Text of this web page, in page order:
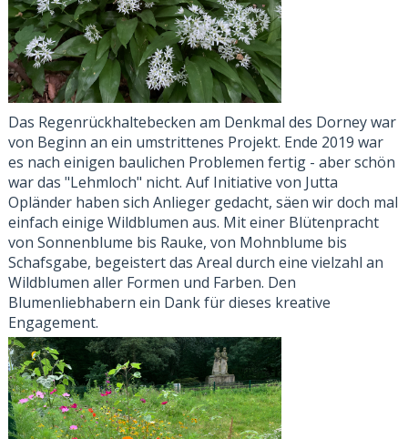
Das Regenrückhaltebecken am Denkmal des Dorney war
von Beginn an ein umstrittenes Projekt. Ende 2019 war
es nach einigen baulichen Problemen fertig - aber schön
war das "Lehmloch" nicht. Auf Initiative von Jutta
Opländer haben sich Anlieger gedacht, säen wir doch mal
einfach einige Wildblumen aus. Mit einer Blütenpracht
von Sonnenblume bis Rauke, von Mohnblume bis
Schafsgabe, begeistert das Areal durch eine vielzahl an
Wildblumen aller Formen und Farben. Den
Blumenliebhabern ein Dank für dieses kreative
Engagement.